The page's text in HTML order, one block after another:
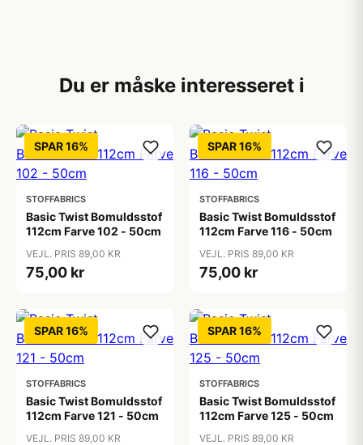
Du er måske interesseret i
SPAR 16%
STOFFABRICS
Basic Twist Bomuldsstof
112cm Farve 102 - 50cm
VEJL. PRIS 89,00 KR
75,00 kr
SPAR 16%
STOFFABRICS
Basic Twist Bomuldsstof
112cm Farve 116 - 50cm
VEJL. PRIS 89,00 KR
75,00 kr
SPAR 16%
STOFFABRICS
Basic Twist Bomuldsstof
112cm Farve 121 - 50cm
VEJL. PRIS 89,00 KR
SPAR 16%
STOFFABRICS
Basic Twist Bomuldsstof
112cm Farve 125 - 50cm
VEJL. PRIS 89,00 KR